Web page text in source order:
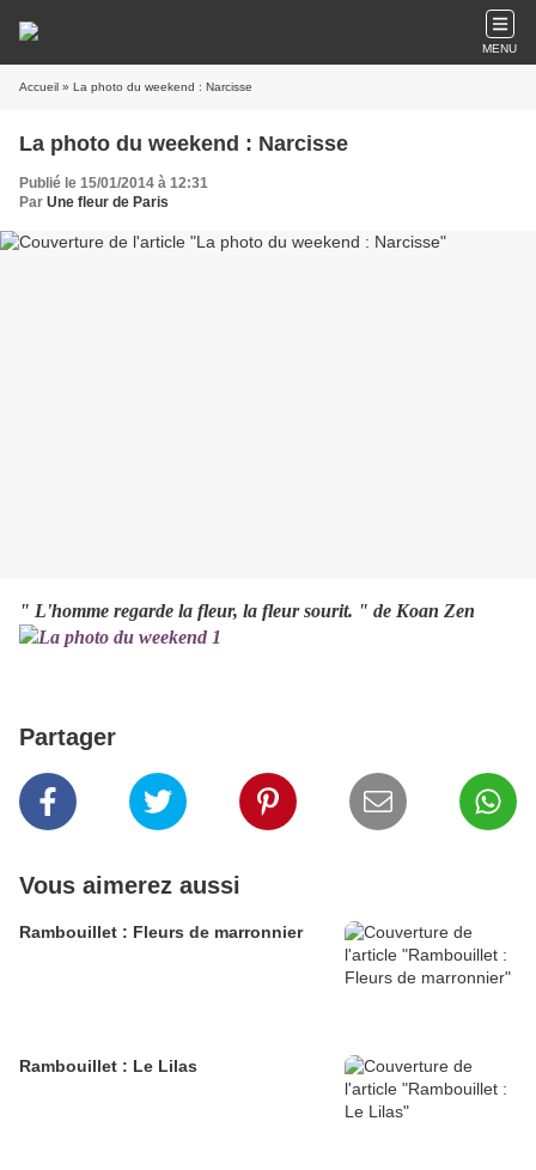
MENU
Accueil » La photo du weekend : Narcisse
La photo du weekend : Narcisse
Publié le 15/01/2014 à 12:31
Par Une fleur de Paris
" L'homme regarde la fleur, la fleur sourit. " de Koan Zen
Partager
Vous aimerez aussi
Rambouillet : Fleurs de marronnier
Rambouillet : Le Lilas